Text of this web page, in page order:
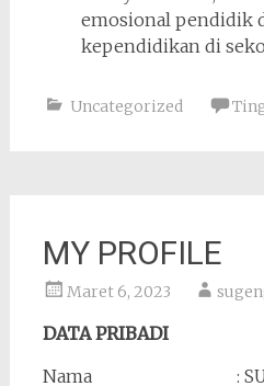
emosional pendidik
kependidikan di
Uncategorized
MY PROFILE
Maret 6, 2023
DATA PRIBADI
Nama :